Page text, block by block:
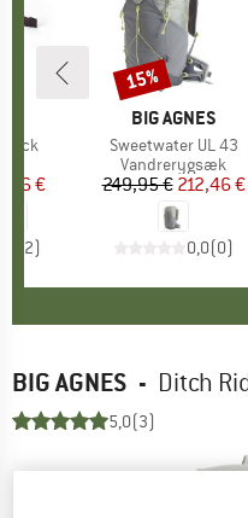
pris
€
2)
MÆRKE
BIG AGNES
Artikel
Sweetwater UL 43
Produktgruppe
Vandrerygsæk
Pris
249,95 €Nedsat
212,46 €
0,0(0)
Rabat
15%
BIG AGNES - Ditch
5,0(3)